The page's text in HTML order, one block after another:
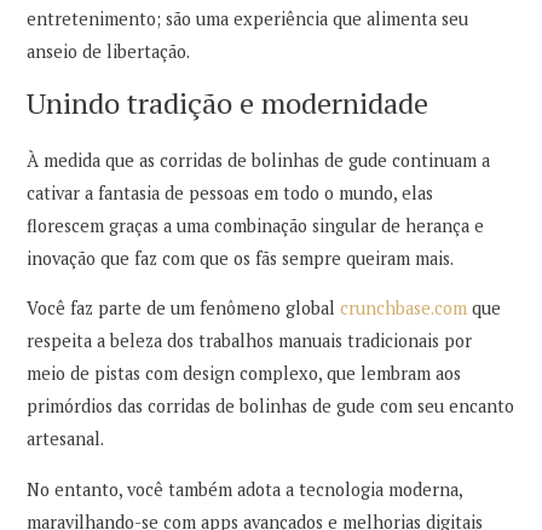
entretenimento; são uma experiência que alimenta seu
anseio de libertação.
Unindo tradição e modernidade
À medida que as corridas de bolinhas de gude continuam a
cativar a fantasia de pessoas em todo o mundo, elas
florescem graças a uma combinação singular de herança e
inovação que faz com que os fãs sempre queiram mais.
Você faz parte de um fenômeno globalcrunchbase.com que
respeita a beleza dos trabalhos manuais tradicionais por
meio de pistas com design complexo, que lembram aos
primórdios das corridas de bolinhas de gude com seu encanto
artesanal.
No entanto, você também adota a tecnologia moderna,
maravilhando-se com apps avançados e melhorias digitais